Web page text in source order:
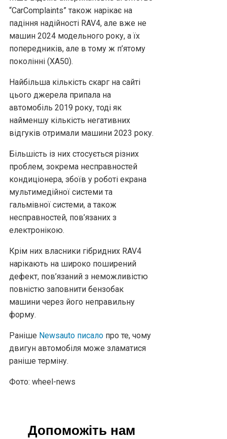
“CarComplaints” також нарікає на
падіння надійності RAV4, але вже не
машин 2024 модельного року, а їх
попередників, але в тому ж п’ятому
поколінні (XA50).
Найбільша кількість скарг на сайті
цього джерела припала на
автомобіль 2019 року, тоді як
найменшу кількість негативних
відгуків отримали машини 2023 року.
Більшість із них стосується різних
проблем, зокрема несправностей
кондиціонера, збоїв у роботі екрана
мультимедійної системи та
гальмівної системи, а також
несправностей, пов’язаних з
електронікою.
Крім них власники гібридних RAV4
нарікають на широко поширений
дефект, пов’язаний з неможливістю
повністю заповнити бензобак
машини через його неправильну
форму.
Раніше Newsauto писало про те, чому
двигун автомобіля може зламатися
раніше терміну.
Фото: wheel-news
Допоможіть нам